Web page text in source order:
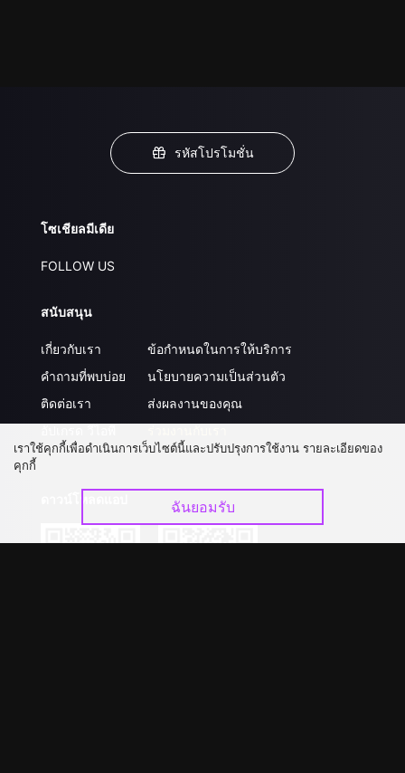
รหัสโปรโมชั่น
โซเชียลมีเดีย
FOLLOW US
สนับสนุน
เกี่ยวกับเรา
คำถามที่พบบ่อย
ติดต่อเรา
ข้อกำหนดในการให้บริการ
นโยบายความเป็นส่วนตัว
ส่งผลงานของคุณ
เราใช้คุกกี้เพื่อดำเนินการเว็บไซต์นี้และปรับปรุงการใช้งาน รายละเอียดของ
คุกกี้
ฉันยอมรับ